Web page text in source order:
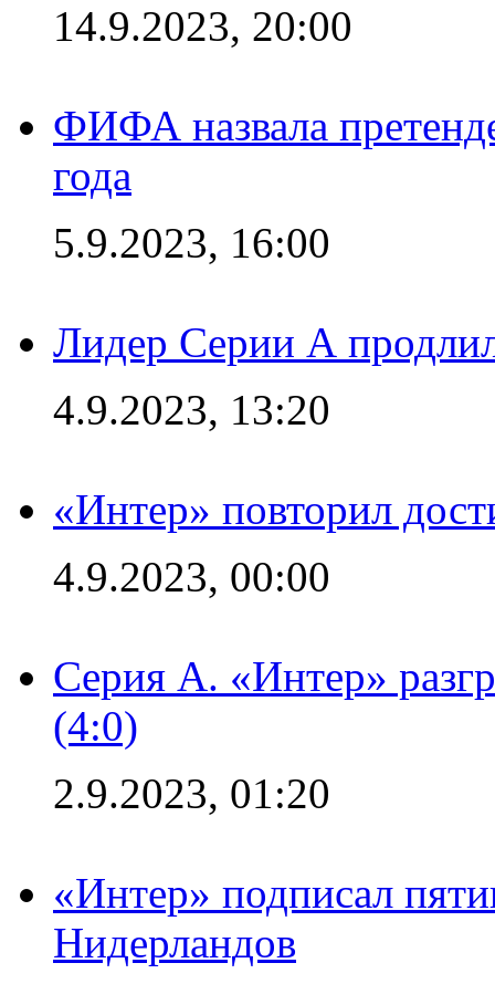
14.9.2023, 20:00
ФИФА назвала
года
5.9.2023, 16:00
Лидер Серии А
4.9.2023, 13:20
«Интер» повторил
4.9.2023, 00:00
Серия А. «Интер»
(4:0)
2.9.2023, 01:20
«Интер» подписал
Нидерландов